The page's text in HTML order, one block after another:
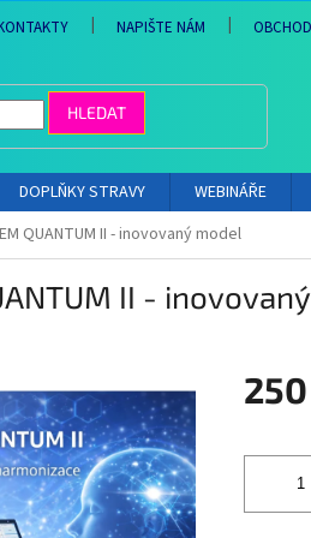
NAPIŠTE NÁM
HLEDAT
DOPLŇKY STRAVY WEBINÁŘE
QUANTUM II - inovovaný model
II -
cena: